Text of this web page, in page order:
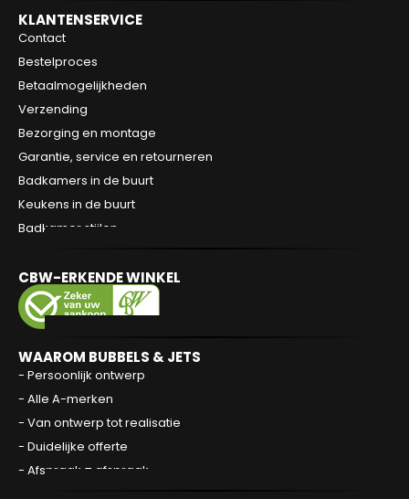
KLANTENSERVICE
Contact
Bestelproces
Betaalmogelijkheden
Verzending
Bezorging en montage
Garantie, service en retourneren
Badkamers in de buurt
Keukens in de buurt
Badkamer stijlen
CBW-ERKENDE WINKEL
WAAROM BUBBELS & JETS
- Persoonlijk ontwerp
- Alle A-merken
- Van ontwerp tot realisatie
- Duidelijke offerte
- Afspraak = afspraak